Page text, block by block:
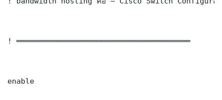
! ═══════════════════════════════════════
enable